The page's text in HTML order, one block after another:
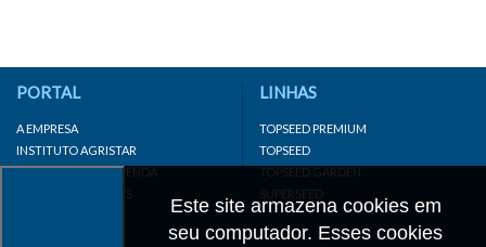
Este site armazena cookies em
seu computador. Esses cookies
PORTAL
A EMPRESA
INSTITUTO AGRISTAR
DISTRIBUIDOR/REVENDA
LINKS IMPORTANTES
LINHAS
TOPSEED PREMIUM
TOPSEED
TOPSEED GARDEN
SUPERSEED